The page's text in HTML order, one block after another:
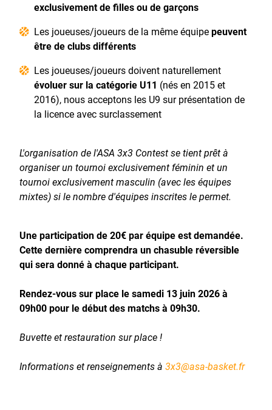
exclusivement de filles ou de garçons
Les joueuses/joueurs de la même équipepeuvent
être de clubs différents
Les joueuses/joueurs doivent naturellement
évoluer sur la catégorie U11 (nés en 2015 et
2016), nous acceptons les U9 sur présentation de
la licence avec surclassement
L'organisation de l'ASA 3x3 Contest se tient prêt à
organiser un tournoi exclusivement féminin et un
tournoi exclusivement masculin (avec les équipes
mixtes) si le nombre d'équipes inscrites le permet.
Une participation de 20€ par équipe est demandée.
Cette dernière comprendra un chasuble réversible
qui sera donné à chaque participant.
Rendez-vous sur place le samedi 13 juin 2026 à
09h00 pour le début des matchs à 09h30.
Buvette et restauration sur place !
Informations et renseignements à 3x3@asa-basket.fr